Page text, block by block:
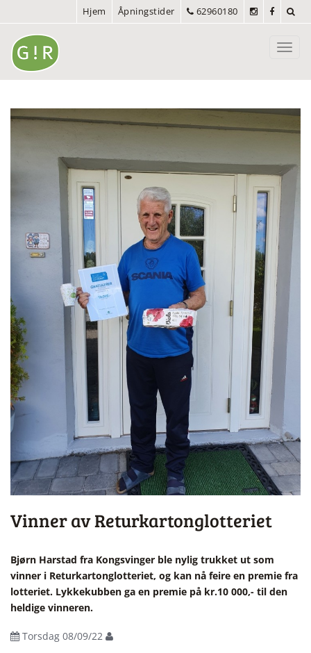
Hjem Åpningstider 62960180
Vinner av Returkartonglotteriet
Bjørn Harstad fra Kongsvinger ble nylig trukket ut som
vinner i Returkartonglotteriet, og kan nå feire en premie fra
lotteriet. Lykkekubben ga en premie på kr.10 000,- til den
heldige vinneren.
Torsdag 08/09/22